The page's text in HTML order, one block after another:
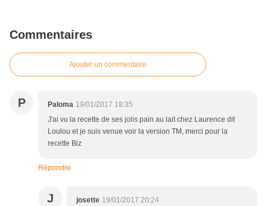
Commentaires
Ajouter un commentaire
P Paloma 19/01/2017 18:35
J'ai vu la recette de ses jolis pain au lait chez Laurence dit
Loulou et je suis venue voir la version TM, merci pour la
recette Biz
Répondre
J josette 19/01/2017 20:24